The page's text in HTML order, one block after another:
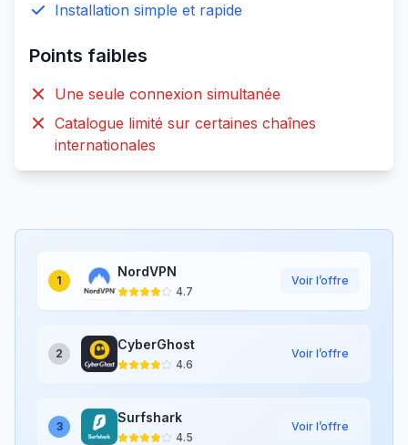
Installation simple et rapide
Points faibles
Une seule connexion simultanée
Catalogue limité sur certaines chaînes
internationales
1
NordVPN
4.7
Voir l’offre
2
CyberGhost
4.6
Voir l’offre
3
Surfshark
4.5
Voir l’offre